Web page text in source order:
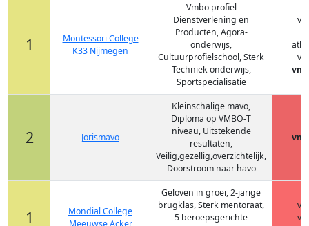
1
Montessori College
K33 Nijmegen
Vmbo profiel
Dienstverlening en
Producten, Agora-
onderwijs,
Cultuurprofielschool, Sterk
Techniek onderwijs,
Sportspecialisatie
2 Jorismavo
Kleinschalige mavo,
Diploma op VMBO-T
niveau, Uitstekende
resultaten,
Veilig,gezellig,overzichtelijk,
Doorstroom naar havo
1
Mondial College
Meeuwse Acker
Geloven in groei, 2-jarige
brugklas, Sterk mentoraat,
5 beroepsgerichte